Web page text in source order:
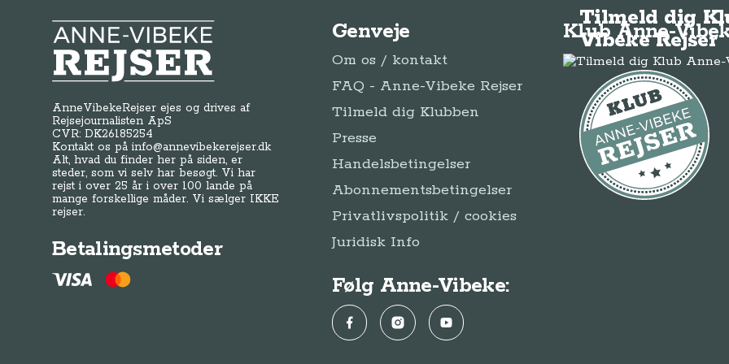
Anne-Vibeke Rejser
AnneVibekeRejser ejes og drives af
Rejsejournalisten ApS
CVR: DK26185254
Kontakt os påinfo@annevibekerejser.dk
Alt, hvad du finder her på siden, er
steder, som vi selv har besøgt. Vi har
rejst i over 25 år i over 100 lande på
mange forskellige måder. Vi sælger IKKE
rejser.
Betalingsmetoder
Genveje
Om os / kontakt
FAQ - Anne-Vibeke Rejser
Tilmeld dig Klubben
Presse
Handelsbetingelser
Abonnementsbetingelser
Privatlivspolitik / cookies
Juridisk Info
Følg Anne-Vibeke:
FacebookInstagramYouTube
Klub Anne-
Tilmeld dig
Vibeke Rejser